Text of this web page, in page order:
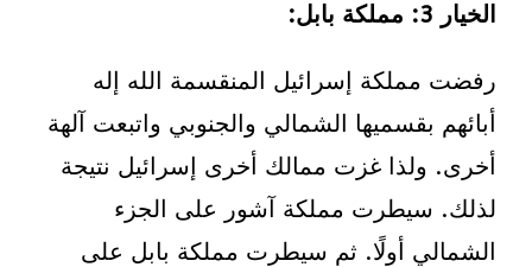
الخيار 3 : مملكة بابل:
رفضت مملكة إسرائيل المنقسمة الله إله
أبائهم بقسميها الشمالي والجنوبي واتبعت آلهة
أخرى. ولذا غزت ممالك أخرى إسرائيل نتيجة
لذلك. سيطرت مملكة آشور على الجزء
الشمالي أولًا. ثم سيطرت مملكة بابل على